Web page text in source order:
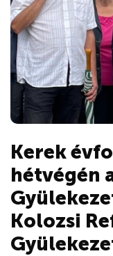
Kerek
hétvégén
Kolozsi